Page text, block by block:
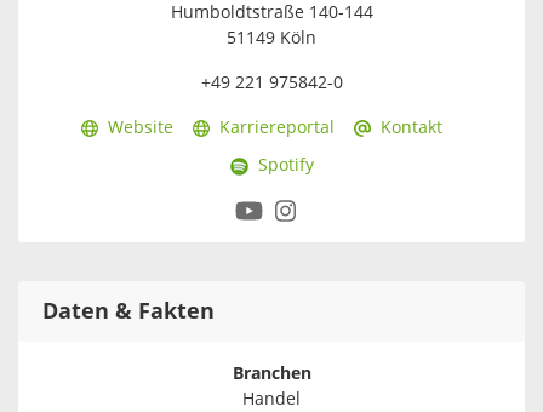
Humboldtstraße 140-144
51149 Köln
+49 221 975842-0
Website Karriereportal
Kontakt
Spotify
Daten & Fakten
Branchen
Handel